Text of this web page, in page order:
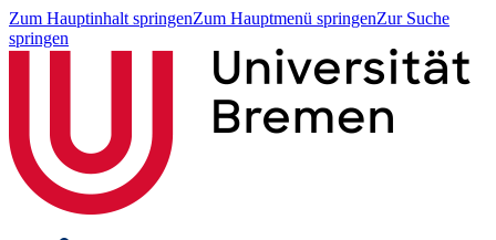
Zum Hauptinhalt springenZum Hauptmenü springenZur Suche
springen